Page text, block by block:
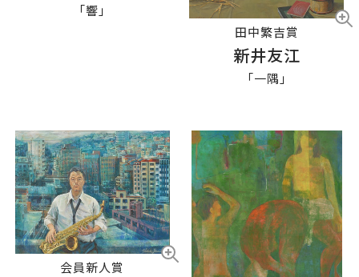
「響」
田中繁吉賞
新井友江
「一隅」
会員新人賞